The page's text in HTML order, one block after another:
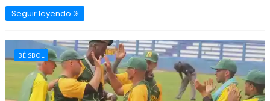
Seguir leyendo
BÉISBOL